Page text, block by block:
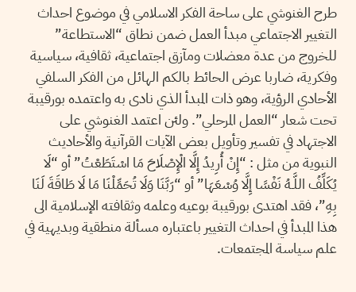
طرح الغنوشي على ساحة الفكر الاسلامي في موضوع احداث
التغيير الاجتماعي مبدأ العمل ضمن نطاق “الاستطاعة”
للخروج من عدة معضلات ومآزق اجتماعية، ثقافية، سياسية
وفكرية، ضاربا عرض الحائط بالكم الهائل من الفكر السلفي
الأحادي الرؤية، وهو ذات المبدأ الذي نادى به واعتمده بورقيبة
تحت شعار “العمل المرحلي”. ولئن اعتمد الغنوشي على
الاجتهاد في تفسير وتأويل بعض الآيات القرآنية والأحاديث
النبوية من مثل : “إِنْ أُرِيدُ إِلَّا الْإِصْلَاحَ مَا اسْتَطَعْتُ” أو “لَا
يُكَلِّفُ اللَّـهُ نَفْسًا إِلَّا وُسْعَهَا” أو “رَبَّنَا وَلَا تُحَمِّلْنَا مَا لَا طَاقَةَ لَنَا
بِهِ”، فقد اهتدى بورقيبة بوعيه وعلمه وثقافته الإسلامية الى
هذا المبدأ في احداث التغيير باعتباره مسألة منطقية وبديهية في
علم سياسة المجتمعات.